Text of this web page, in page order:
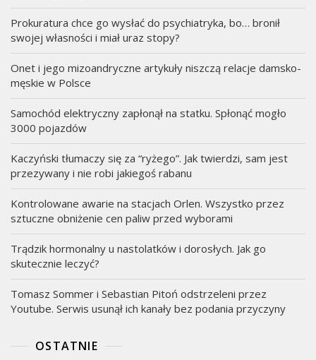
Prokuratura chce go wysłać do psychiatryka, bo… bronił
swojej własności i miał uraz stopy?
Onet i jego mizoandryczne artykuły niszczą relacje damsko-
męskie w Polsce
Samochód elektryczny zapłonął na statku. Spłonąć mogło
3000 pojazdów
Kaczyński tłumaczy się za “ryżego”. Jak twierdzi, sam jest
przezywany i nie robi jakiegoś rabanu
Kontrolowane awarie na stacjach Orlen. Wszystko przez
sztuczne obniżenie cen paliw przed wyborami
Trądzik hormonalny u nastolatków i dorosłych. Jak go
skutecznie leczyć?
Tomasz Sommer i Sebastian Pitoń odstrzeleni przez
Youtube. Serwis usunął ich kanały bez podania przyczyny
OSTATNIE